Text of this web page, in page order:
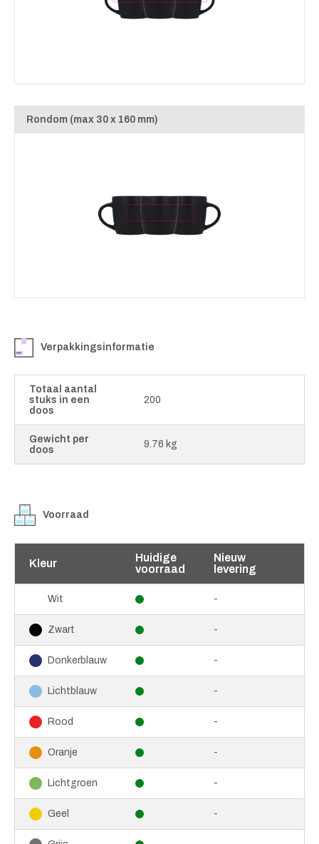
Rondom (max 30 x 160 mm)
Verpakkingsinformatie
Totaal aantal
stuks in een
doos
200
Gewicht per
doos
9.76 kg
Voorraad
Kleur
Huidige
voorraad
Nieuw
levering
Wit -
Zwart -
Donkerblauw -
Lichtblauw -
Rood -
Oranje -
Lichtgroen -
Geel -